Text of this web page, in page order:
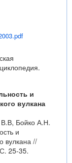
и
вулкана
Бойко А.Н.
и
вулкана //
25-35.